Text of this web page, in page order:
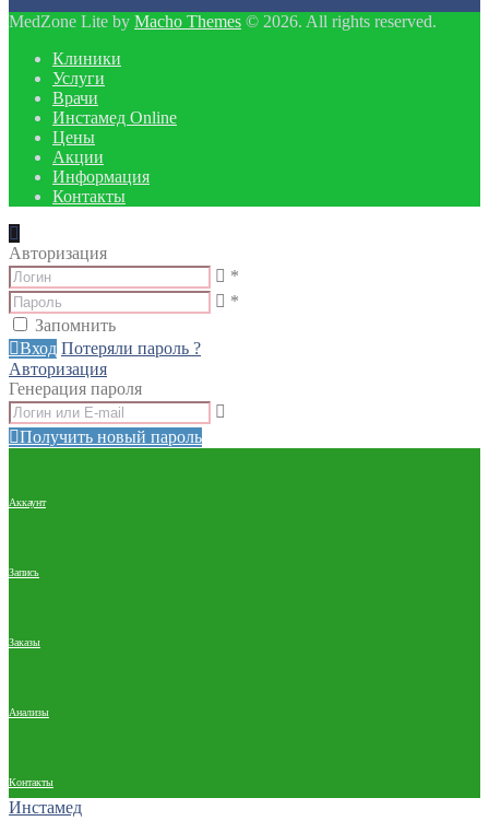
MedZone Lite by Macho Themes © 2026. All rights reserved.
Клиники
Услуги
Врачи
Инстамед Online
Цены
Акции
Информация
Контакты
Авторизация
*
*
Запомнить
Вход Потеряли пароль ?
Авторизация
Генерация пароля
Получить новый пароль
Аккаунт
Запись
Заказы
Анализы
Контакты
Инстамед